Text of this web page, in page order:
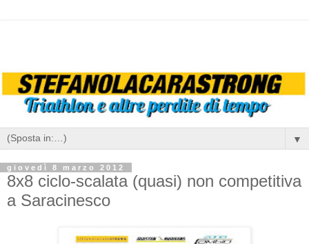
▼
giovedì 8 marzo 2012
8x8 ciclo-scalata (quasi) non competitiva
a Saracinesco